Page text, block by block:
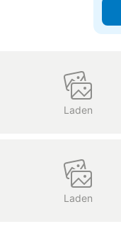
Laden
Laden